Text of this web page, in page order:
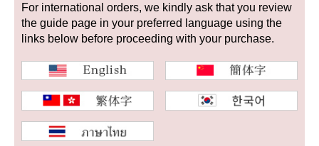
商品の状態から探す
未使用品
中古品 アンティーク品
WEB限定品 SALE
For international orders, we kindly ask that you review
the guide page in your preferred language using the
links below before proceeding with your purchase.